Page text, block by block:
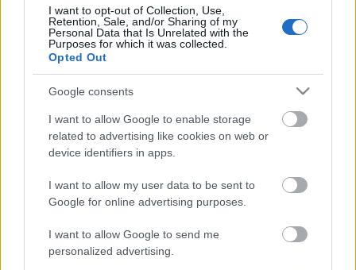
I want to opt-out of Collection, Use,
Retention, Sale, and/or Sharing of my
Personal Data that Is Unrelated with the
Purposes for which it was collected.
Opted Out
Google consents
I want to allow Google to enable storage
related to advertising like cookies on web or
device identifiers in apps.
I want to allow my user data to be sent to
Google for online advertising purposes.
I want to allow Google to send me
personalized advertising.
felhasználta az emberiség a Föld egész
évre elegendő erőforrásait
HIRDETÉS
HIRDETÉS